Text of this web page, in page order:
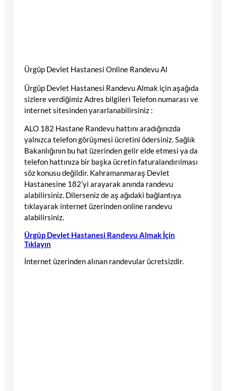
Ürgüp Devlet Hastanesi Online Randevu Al
Ürgüp Devlet Hastanesi Randevu Almak için aşağıda
sizlere verdiğimiz Adres bilgileri Telefon numarası ve
internet sitesinden yararlanabilirsiniz :
ALO 182 Hastane Randevu hattını aradığınızda
yalnızca telefon görüşmesi ücretini ödersiniz. Sağlık
Bakanlığının bu hat üzerinden gelir elde etmesi ya da
telefon hattınıza bir başka ücretin faturalandırılması
söz konusu değildir. Kahramanmaraş Devlet
Hastanesine 182’yi arayarak anında randevu
alabilirsiniz. Dilerseniz de aş ağıdaki bağlantıya
tıklayarak internet üzerinden online randevu
alabilirsiniz.
Ürgüp Devlet Hastanesi Randevu Almak İçin
Tıklayın
İnternet üzerinden alınan randevular ücretsizdir.